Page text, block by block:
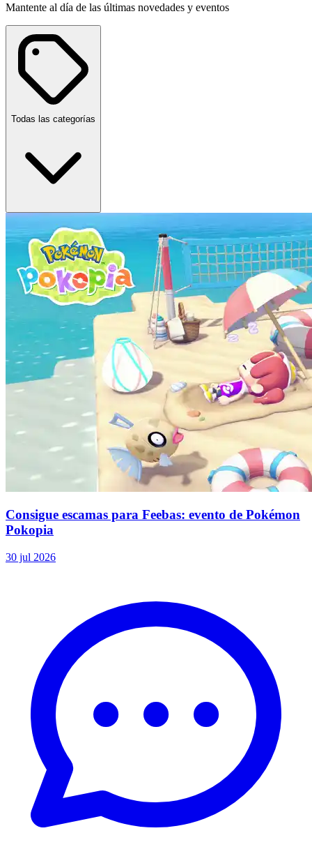
Mantente al día de las últimas novedades y eventos
Todas las categorías
Consigue escamas para Feebas: evento de Pokémon
Pokopia
30 jul 2026